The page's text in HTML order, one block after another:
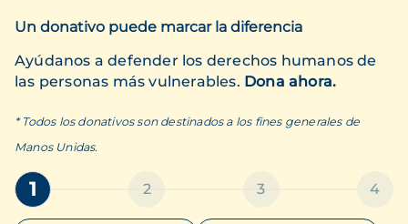
Un donativo puede marcar la diferencia
Ayúdanos a defender los derechos humanos de
las personas más vulnerables. Dona ahora.
* Todos los donativos son destinados a los fines generales de
Manos Unidas.
1 2 3 4